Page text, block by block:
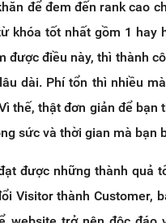
để đem đến rank cao
khóa tốt nhất gồm 1 hay
được điều này, thì thành
dài. Phí tổn thì nhiều
thế, thật đơn giản để bạn
sức và thời gian mà bạn
được những thành quả
Visitor thành Customer,